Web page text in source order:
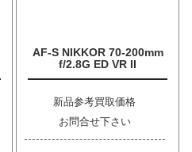
AF-S NIKKOR 70-200mm
f/2.8G ED VR II
新品参考買取価格
お問合せ下さい